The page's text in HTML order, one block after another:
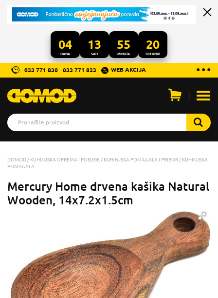
04
DANA
13
SATI
55
MINUTA
20
SEKUNDI
...
● ● ●
033 771 830 033 771 823 WEB AKCIJA
DOMOD KUHINJSKA OPREMA I POSUĐE KUHINJSKA POMAGALA I PRIBOR
KUHINJSKA
POMAGALA
Mercury Home drvena kašika Natural
Wooden, 14x7.2x1.5cm